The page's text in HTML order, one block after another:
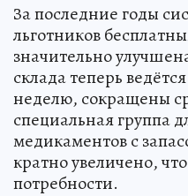
За последние годы
льготников
значительно
склада теперь
неделю, сокращены
специальная группа
медикаментов с
кратно увеличено,
потребности.